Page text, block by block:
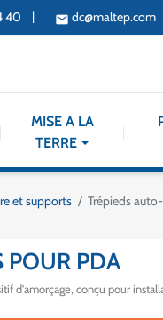
40 | email dc@maltep.com
MISE A LA
TERRE
et supports Trépieds
POUR PDA
d'amorçage, conçu pour